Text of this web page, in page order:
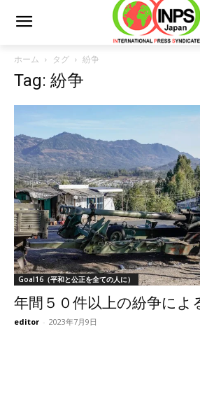
ホーム タグ 紛争
Tag: 紛争
Goal16（平和と公正を全ての人に）
年間５０件以上の紛争によ
editor - 2023年7月9日